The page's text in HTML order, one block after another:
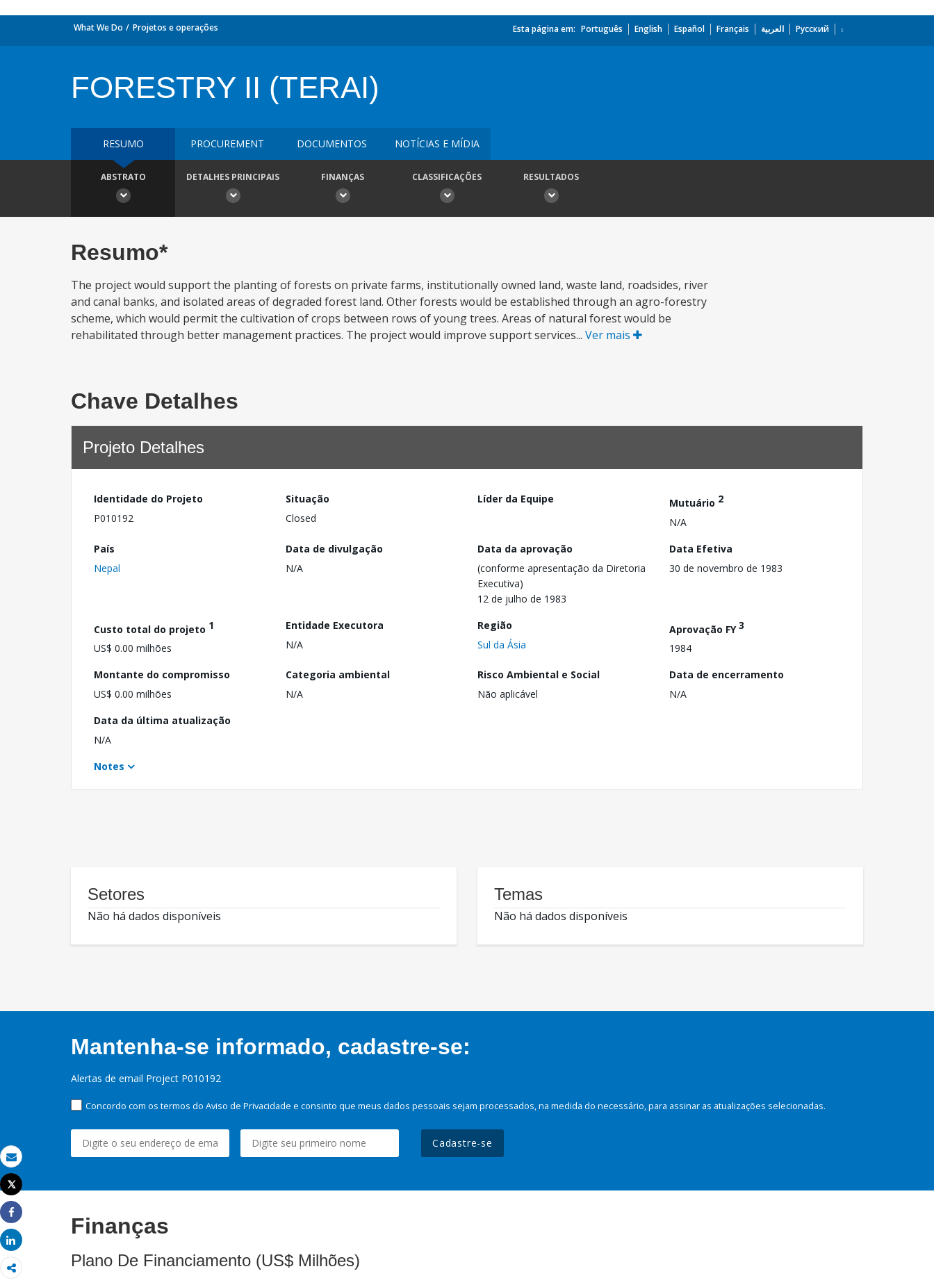
Email
Imprimir
Tweet
Share
Share
What We Do Projetos e operações Esta página em: Português English Español Français العربية Русский
FORESTRY II (TERAI)
RESUMO PROCUREMENT DOCUMENTOS NOTÍCIAS E MÍDIA
ABSTRATO DETALHES PRINCIPAIS FINANÇAS CLASSIFICAÇÕES RESULTADOS
Resumo*
The project would support the planting of forests on private farms, institutionally owned land, waste land, roadsides, river
and canal banks, and isolated areas of degraded forest land. Other forests would be established through an agro-forestry
scheme, which would permit the cultivation of crops between rows of young trees. Areas of natural forest would be
rehabilitated through better management practices. The project would improve support services... Ver mais
Chave Detalhes
Projeto Detalhes
Identidade do Projeto
P010192
Situação
Closed
Líder da Equipe Mutuário 2
N/A
País
Nepal
Data de divulgação
N/A
Data da aprovação
(conforme apresentação da Diretoria
Executiva)
12 de julho de 1983
Data Efetiva
30 de novembro de 1983
Custo total do projeto 1
US$ 0.00 milhões
Entidade Executora
N/A
Região
Sul da Ásia
Aprovação FY3
1984
Montante do compromisso
US$ 0.00 milhões
Categoria ambiental
N/A
Risco Ambiental e Social
Não aplicável
Data de encerramento
N/A
Data da última atualização
N/A
Notes
Setores
Não há dados disponíveis
Temas
Não há dados disponíveis
Mantenha-se informado, cadastre-se:
Alertas de email Project P010192
Concordo com os termos do Aviso de Privacidade e consinto que meus dados pessoais sejam processados, na medida do necessário, para assinar as atualizações selecionadas.
Cadastre-se
Finanças
Plano De Financiamento (US$ Milhões)